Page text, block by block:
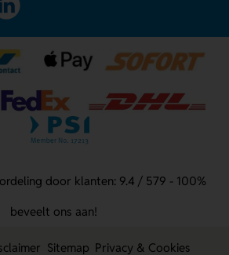
door klanten: 9.4 / 579 - 100%
beveelt ons aan!
Sitemap Privacy & Cookies